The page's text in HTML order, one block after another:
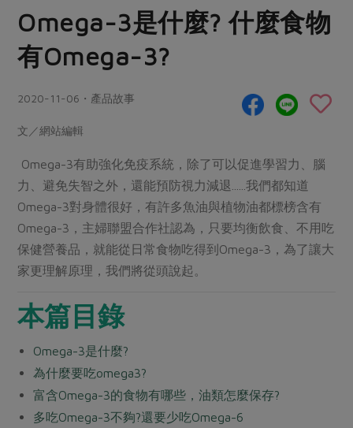
豆製品 米麵雜糧
肉品・水產
畜產肉類
水畜加工品
調理食材・點心
調味醬料/南北貨 烘焙
休閒零嘴 沖泡飲品
保健食品
居家好物
美妝保養
家庭清潔
日用品 圖書禮品
防災用品
常備菜
蔬食
蛋料理
料理方式
醬料
湯品．鍋物
漬物
涼拌沙拉
主題食譜
異國料理
年菜食譜
更多預購活動
合作25-精選產品第四彈
合作25-精選產品第三彈
議題活動
主婦聯盟X樂齡網特約優惠案
30%rPET紅烏龍茶
更多議題活動
把最好的台灣味帶回家！
社內大小事 合作聯合國
產品故事
樂齡生活
廚房瑜伽
減硝酸鹽 惜食
非基改運動 支持本土農糧
廢核運動 能源議題
減添加物 減塑減廢
更多議題
生活者e週報
綠主張月刊
關於我們
合作社組織
產品檢驗
自主把關
檢驗報告
硝酸鹽檢驗
社員權益
合作社法規
選舉專區
最新消息
Omega-3是什麼? 什麼食物
有Omega-3?
2020-11-06・產品故事
文／網站編輯
Omega-3有助強化免疫系統，除了可以促進學習力、腦
力、避免失智之外，還能預防視力減退......我們都知道
Omega-3對身體很好，有許多魚油與植物油都標榜含有
Omega-3，主婦聯盟合作社認為，只要均衡飲食、不用吃
保健營養品，就能從日常食物吃得到Omega-3，為了讓大
家更理解原理，我們將從頭說起。
本篇目錄
Omega-3是什麼?
為什麼要吃omega3?
富含Omega-3的食物有哪些，油類怎麼保存?
多吃Omega-3不夠?還要少吃Omega-6